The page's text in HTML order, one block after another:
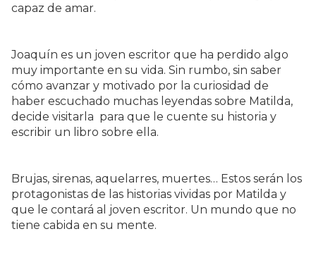
capaz de amar.
Joaquín es un joven escritor que ha perdido algo
muy importante en su vida. Sin rumbo, sin saber
cómo avanzar y motivado por la curiosidad de
haber escuchado muchas leyendas sobre Matilda,
decide visitarla para que le cuente su historia y
escribir un libro sobre ella.
Brujas, sirenas, aquelarres, muertes… Estos serán los
protagonistas de las historias vividas por Matilda y
que le contará al joven escritor. Un mundo que no
tiene cabida en su mente.